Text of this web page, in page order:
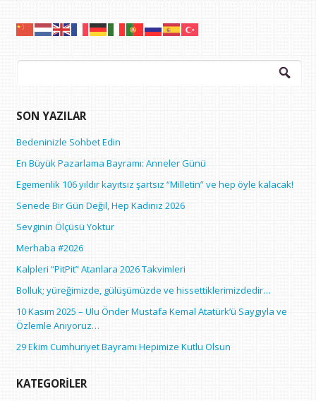
Arama:
SON YAZILAR
Bedeninizle Sohbet Edin
En Büyük Pazarlama Bayramı: Anneler Günü
Egemenlik 106 yıldır kayıtsız şartsız “Milletin” ve hep öyle kalacak!
Senede Bir Gün Değil, Hep Kadınız 2026
Sevginin Ölçüsü Yoktur
Merhaba #2026
Kalpleri “PitPit” Atanlara 2026 Takvimleri
Bolluk; yüreğimizde, gülüşümüzde ve hissettiklerimizdedir…
10 Kasım 2025 – Ulu Önder Mustafa Kemal Atatürk’ü Saygıyla ve
Özlemle Anıyoruz…
29 Ekim Cumhuriyet Bayramı Hepimize Kutlu Olsun
KATEGORILER